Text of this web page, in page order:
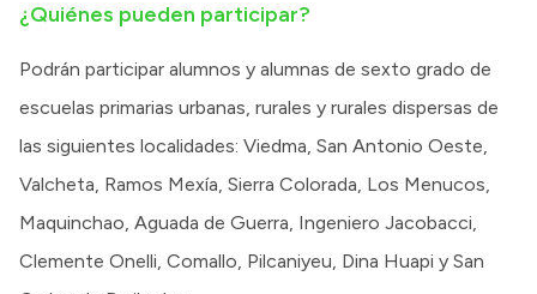
¿Quiénes pueden participar?
Podrán participar alumnos y alumnas de sexto grado de
escuelas primarias urbanas, rurales y rurales dispersas de
las siguientes localidades: Viedma, San Antonio Oeste,
Valcheta, Ramos Mexía, Sierra Colorada, Los Menucos,
Maquinchao, Aguada de Guerra, Ingeniero Jacobacci,
Clemente Onelli, Comallo, Pilcaniyeu, Dina Huapi y San